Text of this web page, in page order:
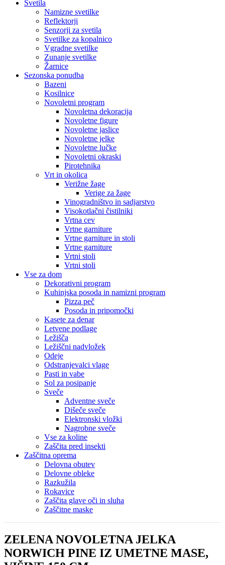
Svetila
Namizne svetilke
Reflektorji
Senzorji za svetila
Svetilke za kopalnico
Vgradne svetilke
Zunanje svetilke
Žarnice
Sezonska ponudba
Bazeni
Kosilnice
Novoletni program
Novoletna dekoracija
Novoletne figure
Novoletne jaslice
Novoletne jelke
Novoletne lučke
Novoletni okraski
Pirotehnika
Vrt in okolica
Verižne žage
Verige za žage
Vinogradništvo in sadjarstvo
Visokotlačni čistilniki
Vrtna cev
Vrtne garniture
Vrtne garniture in stoli
Vrtne garniture
Vrtni stoli
Vrtni stoli
Vse za dom
Dekorativni program
Kuhinjska posoda in namizni program
Pizza peč
Posoda in pripomočki
Kasete za denar
Letvene podlage
Ležišča
Ležiščni nadvložek
Odeje
Odstranjevalci vlage
Pasti in vabe
Sol za posipanje
Sveče
Adventne sveče
Dišeče sveče
Elektronski vložki
Nagrobne sveče
Vse za koline
Zaščita pred insekti
Zaščitna oprema
Delovna obutev
Delovne obleke
Razkužila
Rokavice
Zaščita glave oči in sluha
Zaščitne maske
ZELENA NOVOLETNA JELKA
NORWICH PINE IZ UMETNE MASE,